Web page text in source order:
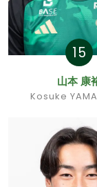
15
山本 康
Kosuke